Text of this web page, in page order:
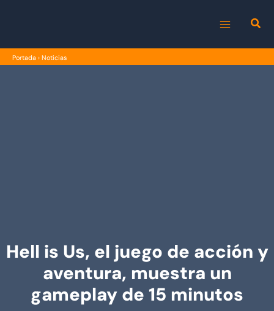
MENU
Portada › Noticias
Hell is Us, el juego de acción y
aventura, muestra un
gameplay de 15 minutos